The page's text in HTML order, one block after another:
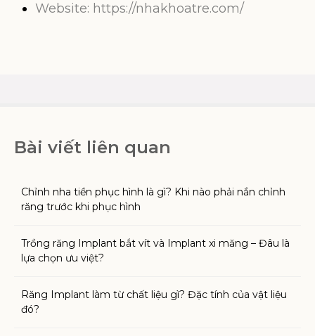
Website: https://nhakhoatre.com/
Bài viết liên quan
Chỉnh nha tiền phục hình là gì? Khi nào phải nắn chỉnh
răng trước khi phục hình
Trồng răng Implant bắt vít và Implant xi măng – Đâu là
lựa chọn ưu việt?
Răng Implant làm từ chất liệu gì? Đặc tính của vật liệu
đó?